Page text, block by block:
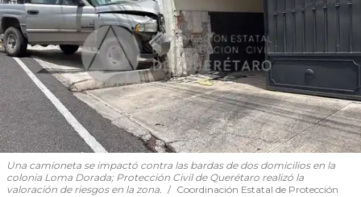
Una camioneta se impactó contra las bardas de dos domicilios en la
colonia Loma Dorada; Protección Civil de Querétaro realizó la
valoración de riesgos en la zona.
Coordinación Estatal de Protección